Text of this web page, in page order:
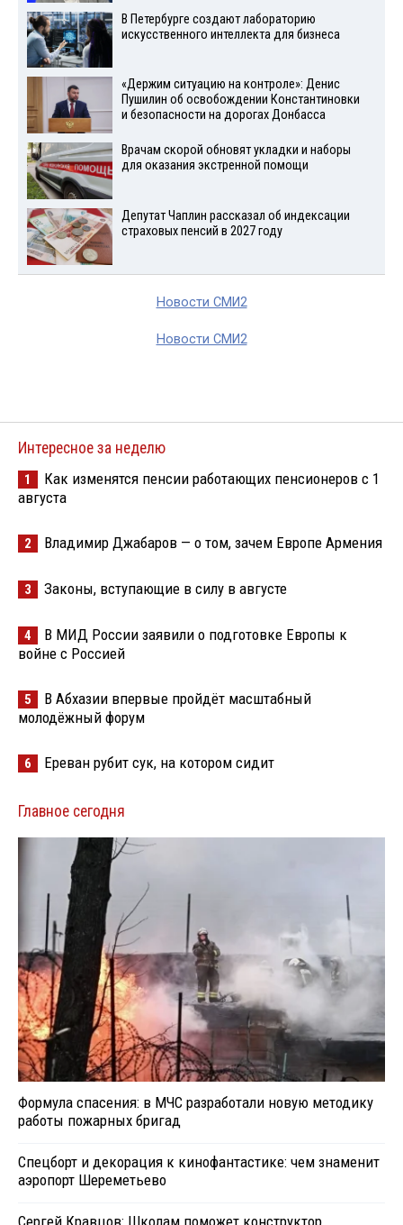
В Петербурге создают лабораторию
искусственного интеллекта для бизнеса
«Держим ситуацию на контроле»: Денис
Пушилин об освобождении Константиновки
и безопасности на дорогах Донбасса
Врачам скорой обновят укладки и наборы
для оказания экстренной помощи
Депутат Чаплин рассказал об индексации
страховых пенсий в 2027 году
Новости СМИ2
Новости СМИ2
Интересное за неделю
1
Как изменятся пенсии работающих пенсионеров с 1
августа
2 Владимир Джабаров — о том, зачем Европе Армения
3 Законы, вступающие в силу в августе
4
В МИД России заявили о подготовке Европы к
войне с Россией
5
В Абхазии впервые пройдёт масштабный
молодёжный форум
6 Ереван рубит сук, на котором сидит
Главное сегодня
Формула спасения: в МЧС разработали новую методику
работы пожарных бригад
Спецборт и декорация к кинофантастике: чем знаменит
аэропорт Шереметьево
Сергей Кравцов: Школам поможет конструктор